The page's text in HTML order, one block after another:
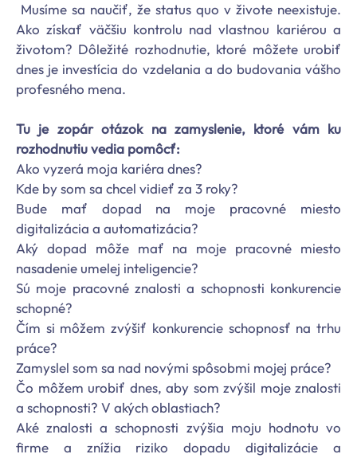
Musíme sa naučiť, že status quo v živote neexistuje.
Ako získať väčšiu kontrolu nad vlastnou kariérou a
životom? Dôležité rozhodnutie, ktoré môžete urobiť
dnes je investícia do vzdelania a do budovania vášho
profesného mena.
Tu je zopár otázok na zamyslenie, ktoré vám ku
rozhodnutiu vedia pomôcť:
Ako vyzerá moja kariéra dnes?
Kde by som sa chcel vidieť za 3 roky?
Bude mať dopad na moje pracovné miesto
digitalizácia a automatizácia?
Aký dopad môže mať na moje pracovné miesto
nasadenie umelej inteligencie?
Sú moje pracovné znalosti a schopnosti konkurencie
schopné?
Čím si môžem zvýšiť konkurencie schopnosť na trhu
práce?
Zamyslel som sa nad novými spôsobmi mojej práce?
Čo môžem urobiť dnes, aby som zvýšil moje znalosti
a schopnosti? V akých oblastiach?
Aké znalosti a schopnosti zvýšia moju hodnotu vo
firme a znížia riziko dopadu digitalizácie a